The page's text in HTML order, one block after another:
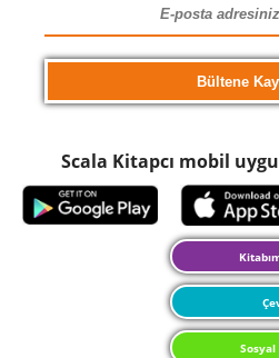
Scala Kitapcı mobil